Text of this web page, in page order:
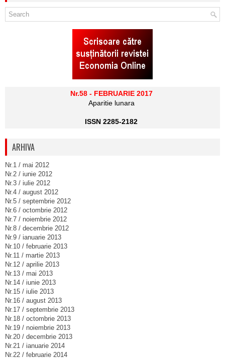
Nr.58 - FEBRUARIE 2017
Aparitie lunara
ISSN 2285-2182
ARHIVA
Nr.1 / mai 2012
Nr.2 / iunie 2012
Nr.3 / iulie 2012
Nr.4 / august 2012
Nr.5 / septembrie 2012
Nr.6 / octombrie 2012
Nr.7 / noiembrie 2012
Nr.8 / decembrie 2012
Nr.9 / ianuarie 2013
Nr.10 / februarie 2013
Nr.11 / martie 2013
Nr.12 / aprilie 2013
Nr.13 / mai 2013
Nr.14 / iunie 2013
Nr.15 / iulie 2013
Nr.16 / august 2013
Nr.17 / septembrie 2013
Nr.18 / octombrie 2013
Nr.19 / noiembrie 2013
Nr.20 / decembrie 2013
Nr.21 / ianuarie 2014
Nr.22 / februarie 2014